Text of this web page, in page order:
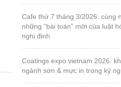
cafe thứ 7 tháng 3/2026: cùng nhau tháo gỡ
những “bài toán” mới của luật
nghị định
coatings expo vietnam 2026: khẳng định vị thế
ngành sơn & mực in trong kỷ